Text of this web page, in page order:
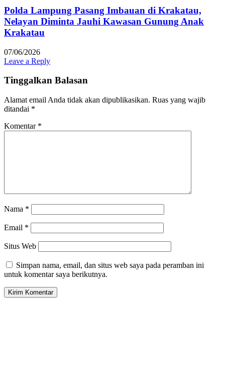
Polda Lampung Pasang Imbauan di Krakatau,
Nelayan Diminta Jauhi Kawasan Gunung Anak
Krakatau
07/06/2026
Leave a Reply
Tinggalkan Balasan
Alamat email Anda tidak akan dipublikasikan. Ruas yang wajib
ditandai *
Komentar *
Nama *
Email *
Situs Web
Simpan nama, email, dan situs web saya pada peramban ini
untuk komentar saya berikutnya.